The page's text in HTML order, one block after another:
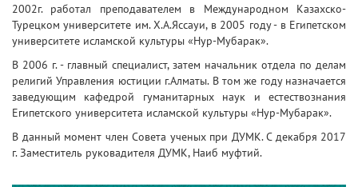
2002г. работал преподавателем в Международном Казахско-
Турецком университете им. Х.А.Яссауи, в 2005 году - в Египетском
университете исламской культуры «Нур-Мубарак».
В 2006 г. - главный специалист, затем начальник отдела по делам
религий Управления юстиции г.Алматы. В том же году назначается
заведующим кафедрой гуманитарных наук и естествознания
Египетского университета исламской культуры «Нур-Мубарак».
В данный момент член Совета ученых при ДУМК. С декабря 2017
г. Заместитель руковадителя ДУМК, Наиб муфтий.